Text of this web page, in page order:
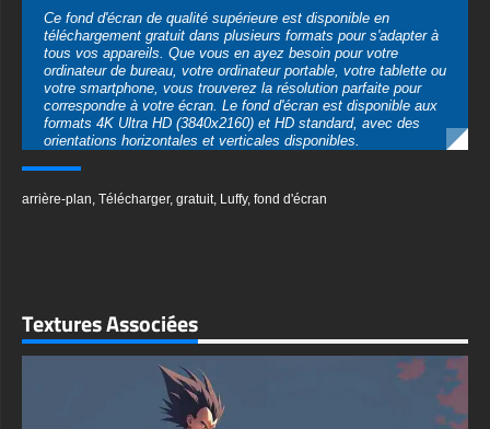
Ce fond d'écran de qualité supérieure est disponible en
téléchargement gratuit dans plusieurs formats pour s'adapter à
tous vos appareils. Que vous en ayez besoin pour votre
ordinateur de bureau, votre ordinateur portable, votre tablette ou
votre smartphone, vous trouverez la résolution parfaite pour
correspondre à votre écran. Le fond d'écran est disponible aux
formats 4K Ultra HD (3840x2160) et HD standard, avec des
orientations horizontales et verticales disponibles.
La composition artistique présente une attention remarquable
patinée du chapeau de paille. La palette de couleurs crée une
Téléchargez instantanément ce fond d'écran remarquable sans
aucune inscription ni abonnement requis. Les fichiers image
conservant une qualité exceptionnelle. Parfait pour
personnaliser votre appareil avec des illustrations d'anime
saisissantes, ce fond d'écran apporte une énergie dynamique à
n'importe quel écran. Compatible avec les appareils Windows,
arrière-plan, Télécharger, gratuit, Luffy, fond d'écran
Textures Associées